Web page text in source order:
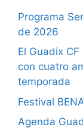
Programa
de 2026
El Guadix
con cuatro
temporada
Festival
Agenda